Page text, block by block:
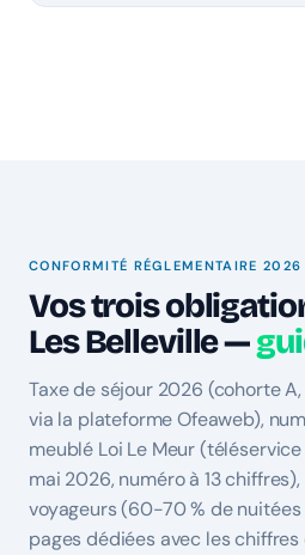
CONFORMITÉ RÉGLEMENTAIRE 2026
Vos trois
Les Belleville —
Taxe de séjour 2026 (cohorte
via la plateforme Ofeaweb),
meublé Loi Le Meur
mai 2026, numéro à 13
voyageurs (60-70 % de
pages dédiées avec les